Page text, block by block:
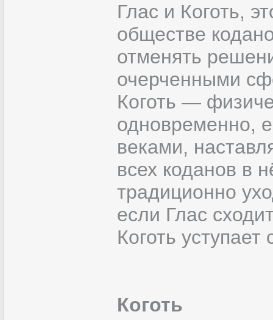
Глас и Коготь,
обществе
отменять
очерченными
Коготь —
одновременно,
веками,
всех коданов в
традиционно
если Глас
Коготь уступает
Коготь